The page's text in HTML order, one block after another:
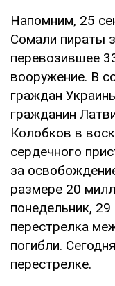
Напомним, 25
Сомали пираты
перевозившее
вооружение. В
граждан
гражданин
Колобков в
сердечного
за
размере 20
понедельник,
перестрелка
погибли.
перестрелке.